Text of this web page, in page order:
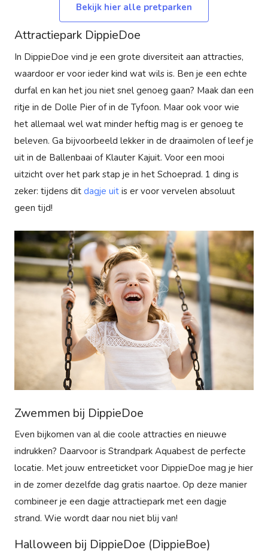
Bekijk hier alle pretparken
Attractiepark DippieDoe
In DippieDoe vind je een grote diversiteit aan attracties,
waardoor er voor ieder kind wat wils is. Ben je een echte
durfal en kan het jou niet snel genoeg gaan? Maak dan een
ritje in de Dolle Pier of in de Tyfoon. Maar ook voor wie
het allemaal wel wat minder heftig mag is er genoeg te
beleven. Ga bijvoorbeeld lekker in de draaimolen of leef je
uit in de Ballenbaai of Klauter Kajuit. Voor een mooi
uitzicht over het park stap je in het Schoeprad. 1 ding is
zeker: tijdens dit dagje uit is er voor vervelen absoluut
geen tijd!
Zwemmen bij DippieDoe
Even bijkomen van al die coole attracties en nieuwe
indrukken? Daarvoor is Strandpark Aquabest de perfecte
locatie. Met jouw entreeticket voor DippieDoe mag je hier
in de zomer dezelfde dag gratis naartoe. Op deze manier
combineer je een dagje attractiepark met een dagje
strand. Wie wordt daar nou niet blij van!
Halloween bij DippieDoe (DippieBoe)